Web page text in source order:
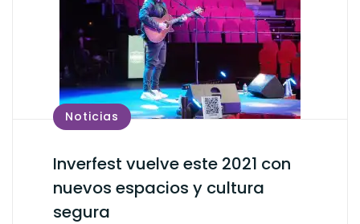
Noticias
Inverfest vuelve este 2021 con
nuevos espacios y cultura
segura